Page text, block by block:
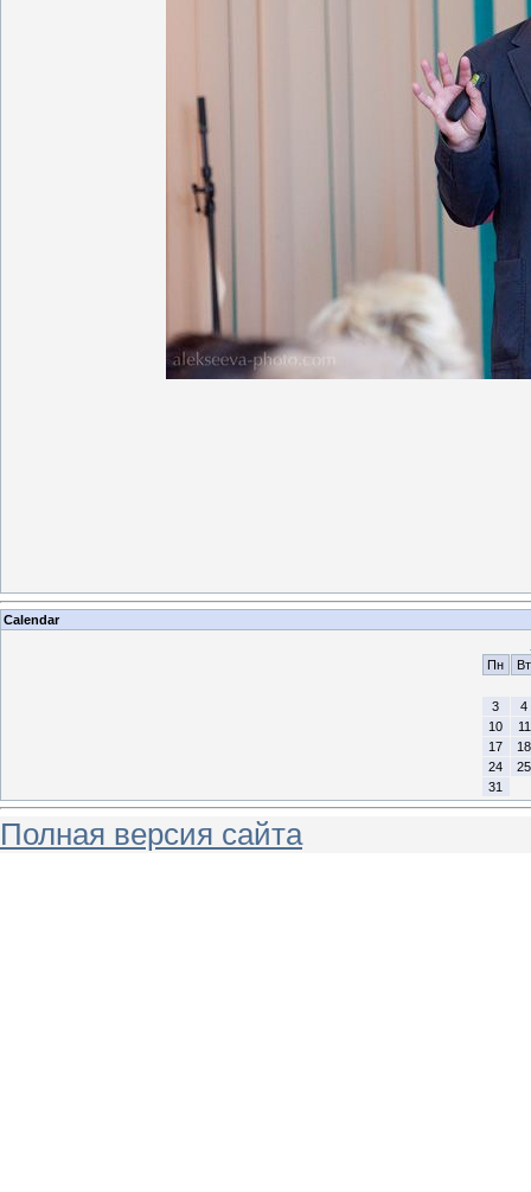
Calendar
Пн
Вт
3
4
10
11
17
18
24
25
31
Полная версия сайта